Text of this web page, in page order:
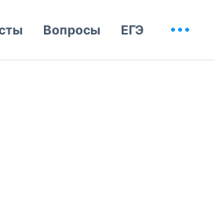
Вопросы ЕГЭ